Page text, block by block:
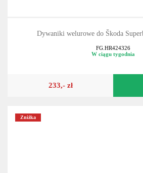
Dywaniki welurowe do Škoda
FG.HR424326
W ciągu tygodnia
233,- zł
Zniżka